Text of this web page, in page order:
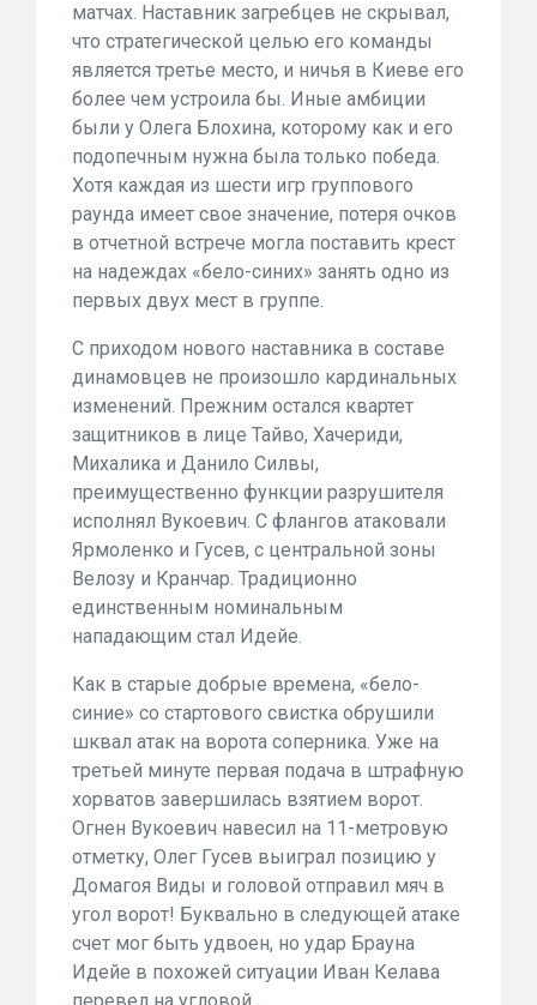
матчах. Наставник загребцев не скрывал,
что стратегической целью его команды
является третье место, и ничья в Киеве его
более чем устроила бы. Иные амбиции
были у Олега Блохина, которому как и его
подопечным нужна была только победа.
Хотя каждая из шести игр группового
раунда имеет свое значение, потеря очков
в отчетной встрече могла поставить крест
на надеждах «бело-синих» занять одно из
первых двух мест в группе.
С приходом нового наставника в составе
динамовцев не произошло кардинальных
изменений. Прежним остался квартет
защитников в лице Тайво, Хачериди,
Михалика и Данило Силвы,
преимущественно функции разрушителя
исполнял Вукоевич. С флангов атаковали
Ярмоленко и Гусев, с центральной зоны
Велозу и Кранчар. Традиционно
единственным номинальным
нападающим стал Идейе.
Как в старые добрые времена, «бело-
синие» со стартового свистка обрушили
шквал атак на ворота соперника. Уже на
третьей минуте первая подача в штрафную
хорватов завершилась взятием ворот.
Огнен Вукоевич навесил на 11-метровую
отметку, Олег Гусев выиграл позицию у
Домагоя Виды и головой отправил мяч в
угол ворот! Буквально в следующей атаке
счет мог быть удвоен, но удар Брауна
Идейе в похожей ситуации Иван Келава